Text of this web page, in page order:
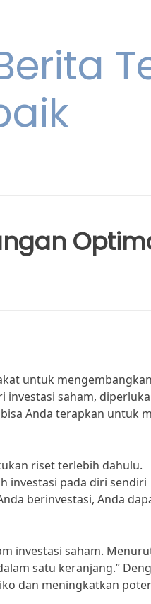
untuk mengembangkan
investasi saham,
Anda terapkan untuk
riset terlebih dahulu.
investasi pada diri sendiri
berinvestasi, Anda
investasi saham.
satu keranjang.”
dan meningkatkan